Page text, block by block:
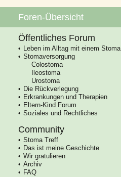
Foren-Übersicht
Öffentliches Forum
Leben im Alltag mit einem Stoma
Stomaversorgung
Colostoma
Ileostoma
Urostoma
Die Rückverlegung
Erkrankungen und Therapien
Eltern-Kind Forum
Soziales und Rechtliches
Community
Stoma Treff
Das ist meine Geschichte
Wir gratulieren
Archiv
FAQ